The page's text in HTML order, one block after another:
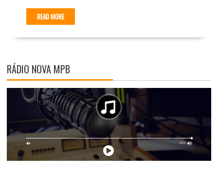
READ MORE
RÁDIO NOVA MPB